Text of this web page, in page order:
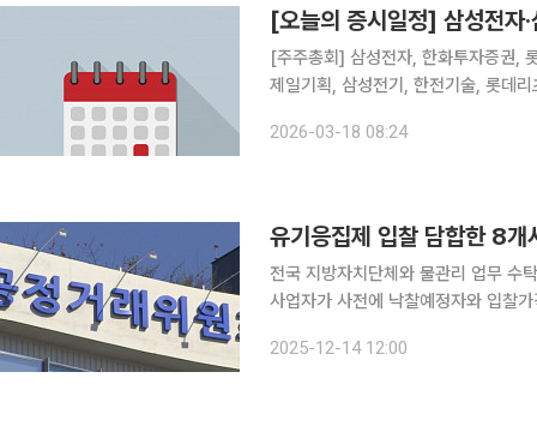
[오늘의 증시일정] 삼성전자
[주주총회] 삼성전자, 한화투자증권,
제일기획, 삼성전기, 한전기술, 롯데
2026-03-18 08:24
유기응집제 입찰 담합한 8
전국 지방자치단체와 물관리 업무 수
사업자가 사전에 낙찰예정자와 입찰
응집제 구매를 위해 2017년 5월부
2025-12-14 12:00